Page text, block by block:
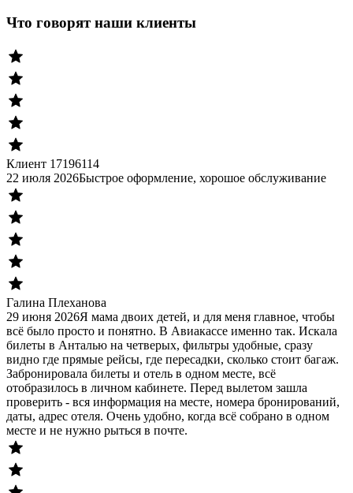
Что говорят наши клиенты
Клиент 17196114
22 июля 2026Быстрое оформление, хорошое обслуживание
Галина Плеханова
29 июня 2026Я мама двоих детей, и для меня главное, чтобы
всё было просто и понятно. В Авиакассе именно так. Искала
билеты в Анталью на четверых, фильтры удобные, сразу
видно где прямые рейсы, где пересадки, сколько стоит багаж.
Забронировала билеты и отель в одном месте, всё
отобразилось в личном кабинете. Перед вылетом зашла
проверить - вся информация на месте, номера бронирований,
даты, адрес отеля. Очень удобно, когда всё собрано в одном
месте и не нужно рыться в почте.